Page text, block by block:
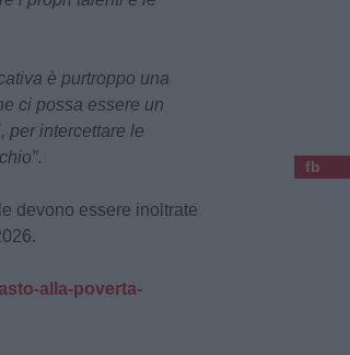
è purtroppo una
ci possa essere un
per intercettare le
.
devono essere inoltrate
alla-poverta-
fb